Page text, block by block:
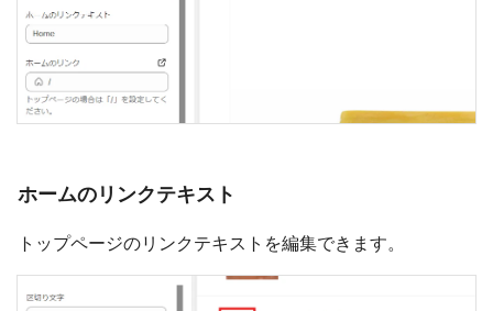
ホームのリンクテキスト
トップページのリンクテキストを編集できます。